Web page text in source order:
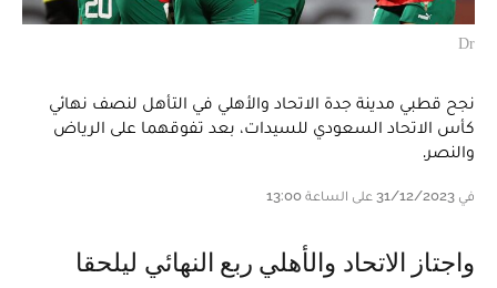
Dr
نجح قطبي مدينة جدة الاتحاد والأهلي في التأهل لنصف نهائي
كأس الاتحاد السعودي للسيدات، بعد تفوقهما على الرياض
والنصر.
في 31/12/2023 على الساعة 13:00
واجتاز الاتحاد والأهلي ربع النهائي ليلحقا